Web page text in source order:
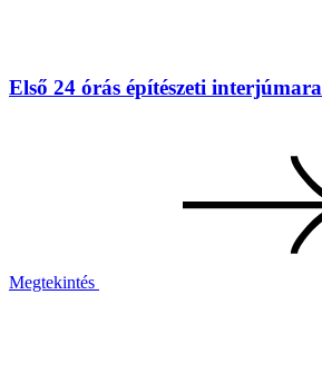
Első 24 órás építészeti
Megtekintés